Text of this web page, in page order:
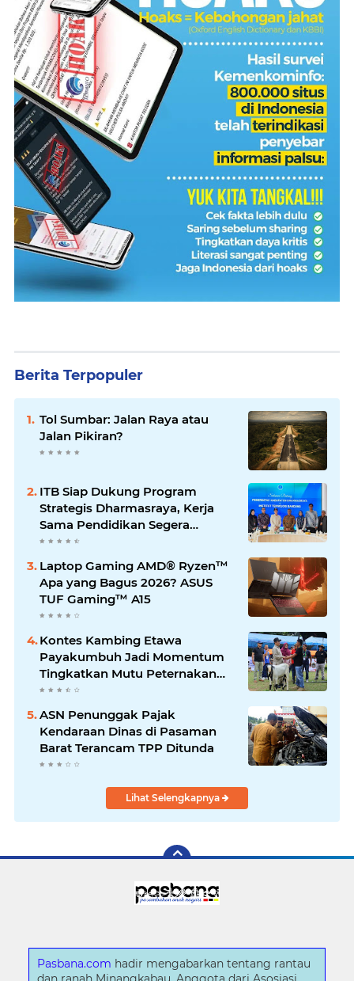
Berita Terpopuler
Tol Sumbar: Jalan Raya atau
Jalan Pikiran?
ITB Siap Dukung Program
Strategis Dharmasraya, Kerja
Sama Pendidikan Segera
Difinalkan
Laptop Gaming AMD® Ryzen™
Apa yang Bagus 2026? ASUS
TUF Gaming™ A15
Kontes Kambing Etawa
Payakumbuh Jadi Momentum
Tingkatkan Mutu Peternakan
Lokal
ASN Penunggak Pajak
Kendaraan Dinas di Pasaman
Barat Terancam TPP Ditunda
Lihat Selengkapnya
Pasbana.com hadir mengabarkan tentang rantau